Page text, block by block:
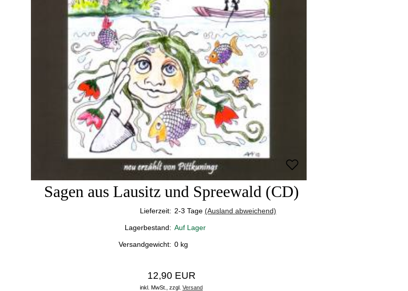
Sagen aus Lausitz und Spreewald (CD)
Lieferzeit: 2-3 Tage (Ausland abweichend)
Lagerbestand: Auf Lager
Versandgewicht: 0 kg
12,90 EUR
inkl. MwSt., zzgl. Versand